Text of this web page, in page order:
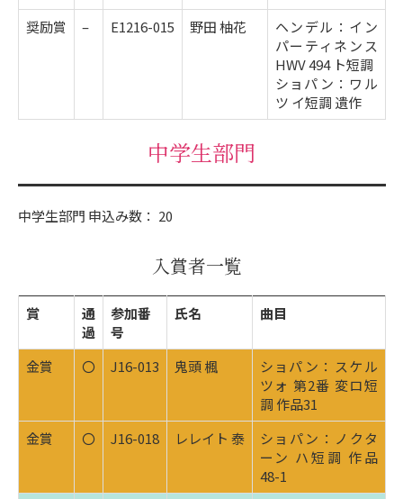
奨励賞
– E1216-015 野田 柚花
ヘンデル：イン
パーティネンス
HWV 494 ト短調
ショパン：ワル
ツ イ短調 遺作
中学生部門
中学生部門 申込み数： 20
入賞者一覧
賞
通
過
参加番
号
氏名 曲目
金賞 〇 J16-013 鬼頭 楓
ショパン：スケル
ツォ 第2番 変ロ短
調 作品31
金賞
〇 J16-018 レレイト 泰
ショパン：ノクタ
ーン ハ短調 作品
48-1